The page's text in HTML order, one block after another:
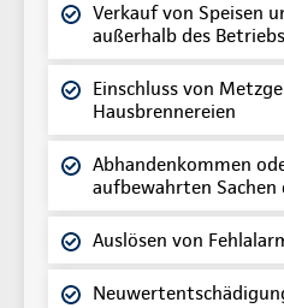
Verkauf von Speisen
außerhalb des Betriebs
Einschluss von
Hausbrennereien
Abhandenkommen
aufbewahrten Sachen
Auslösen von